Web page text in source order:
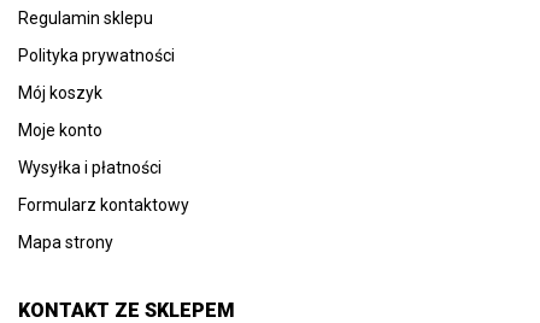
Regulamin sklepu
Polityka prywatności
Mój koszyk
Moje konto
Wysyłka i płatności
Formularz kontaktowy
Mapa strony
KONTAKT ZE SKLEPEM